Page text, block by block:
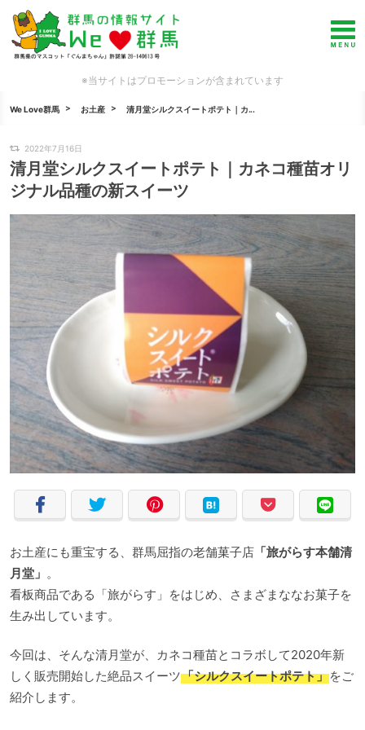
※当サイトはプロモーションが含まれています
We Love群馬 お土産 清月堂シルクスイートポテト｜カ...
2022年7月16日
清月堂シルクスイートポテト｜カネコ種苗オリ
ジナル品種の新スイーツ
お土産にも重宝する、群馬屈指の老舗菓子店「旅がらす本舗清
月堂」 。
看板商品である「旅がらす」をはじめ、さまざまななお菓子を
生み出しています。
今回は、そんな清月堂が、カネコ種苗とコラボして2020年新
しく販売開始した絶品スイーツ「シルクスイートポテト」をご
紹介します。